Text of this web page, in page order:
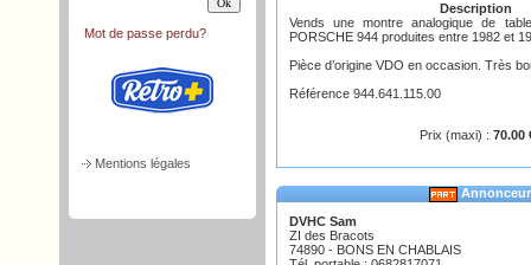
Mot de passe perdu?
Mentions légales
Description
Vends une montre analogique de
PORSCHE 944 produites entre 1982 et
Pièce d’origine VDO en occasion. Très
Référence 944.641.115.00
Prix (maxi) : 70.00
Annonceur
DVHC Sam
ZI des Bracots
74890 - BONS EN CHABLAIS